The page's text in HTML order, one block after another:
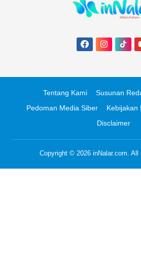
Tentang Kami Susunan
Pedoman Media Siber
Kebijakan
Disclaimer
Copyright © 2026 inNalar.com. All